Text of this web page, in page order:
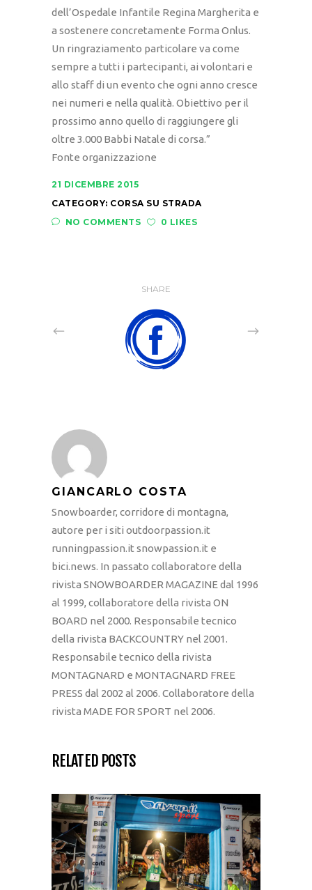
dell’Ospedale Infantile Regina Margherita e
a sostenere concretamente Forma Onlus.
Un ringraziamento particolare va come
sempre a tutti i partecipanti, ai volontari e
allo staff di un evento che ogni anno cresce
nei numeri e nella qualità. Obiettivo per il
prossimo anno quello di raggiungere gli
oltre 3.000 Babbi Natale di corsa.”
Fonte organizzazione
21 DICEMBRE 2015
CATEGORY: CORSA SU STRADA
NO COMMENTS
0 LIKES
SHARE
GIANCARLO COSTA
Snowboarder, corridore di montagna,
autore per i siti outdoorpassion.it
runningpassion.it snowpassion.it e
bici.news. In passato collaboratore della
rivista SNOWBOARDER MAGAZINE dal 1996
al 1999, collaboratore della rivista ON
BOARD nel 2000. Responsabile tecnico
della rivista BACKCOUNTRY nel 2001.
Responsabile tecnico della rivista
MONTAGNARD e MONTAGNARD FREE
PRESS dal 2002 al 2006. Collaboratore della
rivista MADE FOR SPORT nel 2006.
RELATED POSTS